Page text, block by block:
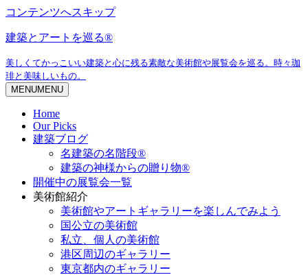
コンテンツへスキップ
建築とアートを巡る®
美しくてかっこいい建築と心に残る素敵な美術館や展覧会を巡る。時々珈
琲と美味しいもの。
MENUMENU
Home
Our Picks
建築ブログ
名建築の名階段®
建築の神様からの贈り物®
開催中の展覧会一覧
美術館紹介
美術館やアートギャラリーを楽しんでみよう
国公立の美術館
私立、個人の美術館
港区周辺のギャラリー
東京都内のギャラリー